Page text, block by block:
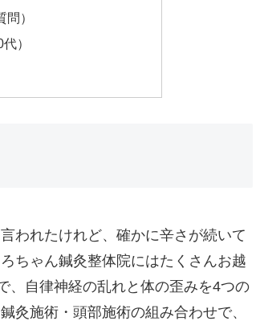
）
）
われたけれど、確かに辛さが続いて
ちゃん鍼灸整体院にはたくさんお越
、自律神経の乱れと体の歪みを4つの
灸施術・頭部施術の組み合わせで、